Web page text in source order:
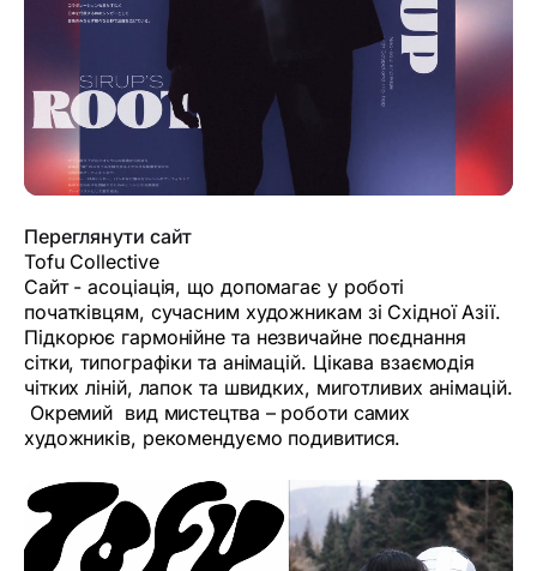
Переглянути сайт
Tofu Collective
Сайт - асоціація, що допомагає у роботі
початківцям, сучасним художникам зі Східної Азії.
Підкорює гармонійне та незвичайне поєднання
сітки, типографіки та анімацій. Цікава взаємодія
чітких ліній, лапок та швидких, миготливих анімацій.
Окремий вид мистецтва – роботи самих
художників, рекомендуємо подивитися.